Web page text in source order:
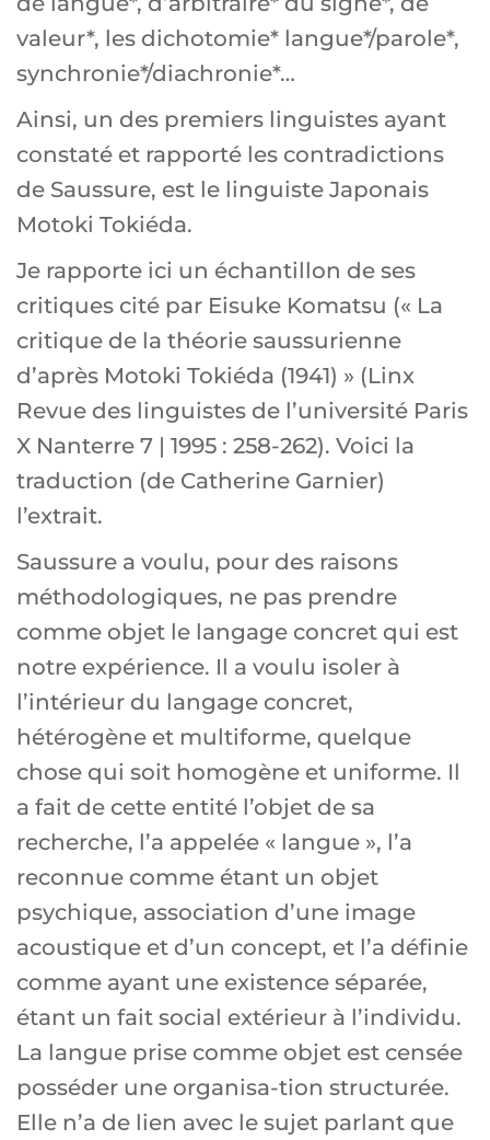
valeur*, les dichotomie* langue*/parole*,
synchronie*/diachronie*…
Ainsi, un des premiers linguistes ayant
constaté et rapporté les contradictions
de Saussure, est le linguiste Japonais
Motoki Tokiéda.
Je rapporte ici un échantillon de ses
critiques cité par Eisuke Komatsu (« La
critique de la théorie saussurienne
d’après Motoki Tokiéda (1941) » (Linx
Revue des linguistes de l’université Paris
X Nanterre 7 | 1995 : 258-262). Voici la
traduction (de Catherine Garnier)
l’extrait.
Saussure a voulu, pour des raisons
méthodologiques, ne pas prendre
comme objet le langage concret qui est
notre expérience. Il a voulu isoler à
l’intérieur du langage concret,
hétérogène et multiforme, quelque
chose qui soit homogène et uniforme. Il
a fait de cette entité l’objet de sa
recherche, l’a appelée « langue », l’a
reconnue comme étant un objet
psychique, association d’une image
acoustique et d’un concept, et l’a définie
comme ayant une existence séparée,
étant un fait social extérieur à l’individu.
La langue prise comme objet est censée
posséder une organisa-tion structurée.
Elle n’a de lien avec le sujet parlant que